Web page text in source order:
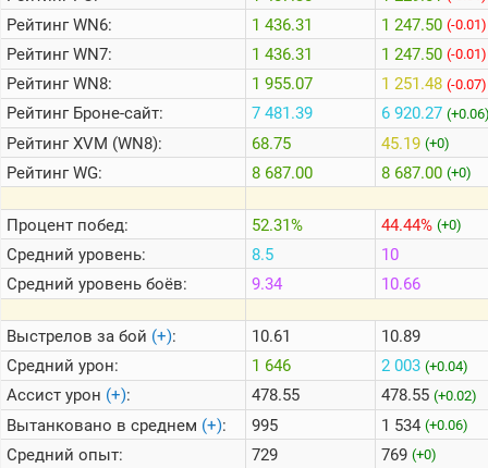
Теlegram
ВК
Портал
Мира
Танков
РейтингWN6:
РейтингWN7:
РейтингWN8:
РейтингБроне-сайт:
РейтингXVM (WN8):
РейтингWG:
Процент побед:
Средний уровень:
Средний уровень боёв:
Выстрелов за бой (+):
Средний урон:
Ассист урон (+):
Вытанковано в среднем (+):
Средний опыт:
1 436.31
1 436.31
1 955.07
7 481.39
68.75
8 687.00
52.31%
8.5
9.34
10.61
1 646
478.55
995
729
1 247.50 (-0.01)
1 247.50 (-0.01)
1 251.48 (-0.07)
6 920.27
45.19 (+0)
8 687.00 (+0)
44.44% (+0)
10
10.66
10.89
2 003 (+0.04)
478.55 (+0.02)
1 534 (+0.06)
769 (+0)